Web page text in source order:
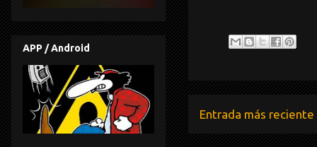
Entrada más reciente
APP / Android